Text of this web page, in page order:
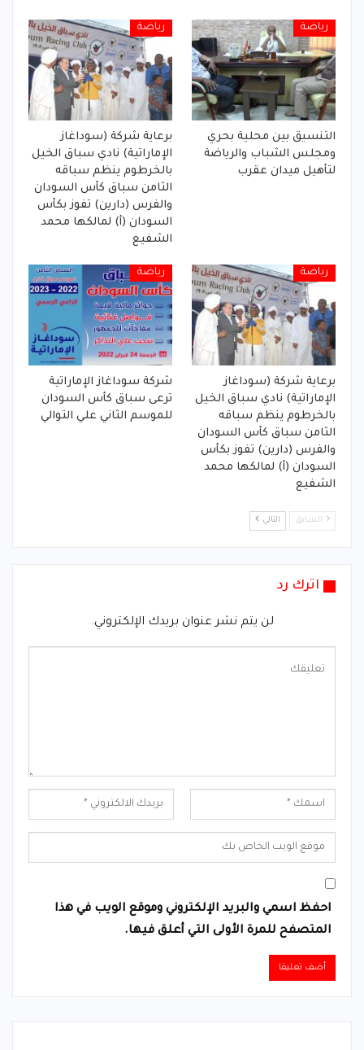
رياضة
التنسيق بين محلية بحري
ومجلس الشباب والرياضة
لتأهيل ميدان عقرب
رياضة
برعاية شركة (سوداغاز
الإماراتية) نادي سباق الخيل
بالخرطوم ينظم سباقه
الثامن سباق كأس السودان
والفرس (دارين) تفوز بكأس
السودان (أ) لمالكها محمد
الشفيع
رياضة
برعاية شركة (سوداغاز
الإماراتية) نادي سباق الخيل
بالخرطوم ينظم سباقه
الثامن سباق كأس السودان
والفرس (دارين) تفوز بكأس
السودان (أ) لمالكها محمد
الشفيع
رياضة
شركة سوداغاز الإماراتية
ترعى سباق كأس السودان
للموسم الثاني علي التوالي
السابق التالي
اترك رد
لن يتم نشر عنوان بريدك الإلكتروني.
احفظ اسمي والبريد الإلكتروني وموقع الويب في هذا
المتصفح للمرة الأولى التي أعلق فيها.